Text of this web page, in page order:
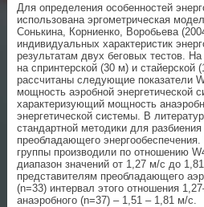
Для определения особенностей
использована эргометрическая
Сонькина, Корниенко, Воробьева
индивидуальных характеристик
результатам двух беговых тестов.
на спринтерской (30 м) и стайерской
рассчитаны следующие показатели
мощность аэробной энергетической
характеризующий мощность
энергетической системы. В
стандартной методики для
преобладающего
группы производили по отношению
диапазон значений от 1,27 м/с до
представителям преобладающего
(n=33) интервал этого отношения
анаэробного (n=37) – 1,51 – 1,81 м/с.